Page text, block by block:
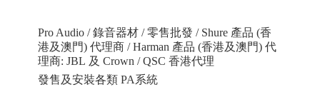
Pro Audio / 錄音器材 / 零售批發 / Shure 產品 (香
港及澳門) 代理商 / Harman 產品 (香港及澳門) 代
理商: JBL 及 Crown / QSC 香港代理
發售及安裝各類 PA系統